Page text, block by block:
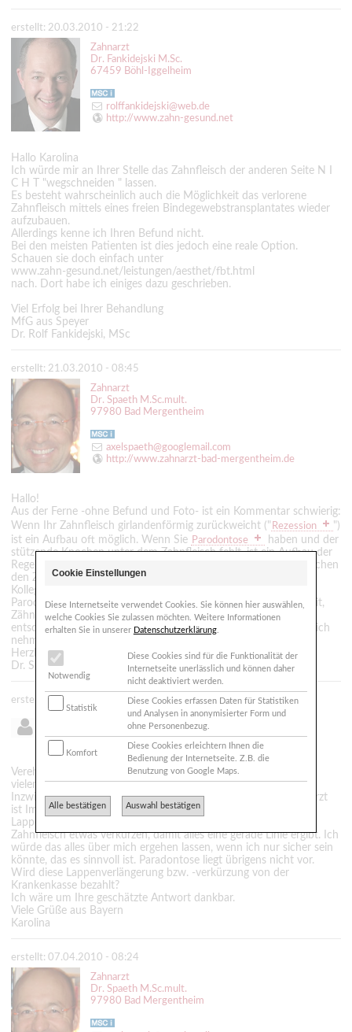
erstellt: 20.03.2010 - 21:22
Zahnarzt
Dr. Fankidejski M.Sc.
67459 Böhl-Iggelheim
rolffankidejski@web.de
http://www.zahn-gesund.net
Hallo Karolina
Ich würde mir an Ihrer Stelle das Zahnfleisch der anderen Seite N I
C H T "wegschneiden " lassen.
Es besteht wahrscheinlich auch die Möglichkeit das verlorene
Zahnfleisch mittels eines freien Bindegewebstransplantates wieder
aufzubauen.
Allerdings kenne ich Ihren Befund nicht.
Bei den meisten Patienten ist dies jedoch eine reale Option.
Schauen sie doch einfach unter
www.zahn-gesund.net/leistungen/aesthet/fbt.html
nach. Dort habe ich einiges dazu geschrieben.
Viel Erfolg bei Ihrer Behandlung
MfG aus Speyer
Dr. Rolf Fankidejski, MSc
erstellt: 21.03.2010 - 08:45
Zahnarzt
Dr. Spaeth M.Sc.mult.
97980 Bad Mergentheim
axelspaeth@googlemail.com
http://www.zahnarzt-bad-mergentheim.de
Hallo!
Aus der Ferne -ohne Befund und Foto- ist ein Kommentar schwierig:
Wenn Ihr Zahnfleisch girlandenförmig zurückweicht (" Rezession
")
ist ein Aufbau oft möglich. Wenn Sie Parodontose
haben und der
stützende Knochen unter dem Zahnfleisch fehlt, ist ein Aufbau der
Regel NICHT möglich. Entscheidend ist, ob noch Knochen zwischen
den Zähnen da ist. Für eine genaue Beratung sollten Sie einen
Kollegen fragen, der in der Mukogingival-Chirurgie ("plastische
Parodontalchirurgie") bewandert ist. Es gibt auch die Möglichkeit,
Zähne kieferorthopädisch zu verlängern: Sie müssen nur
entscheiden, ob Sie den Aufwand für Ihre Frontzahnoptik auf sich
nehmen wollen.
Herzliche Grüsse aus Bad Mergentheim!
Dr. Spaeth
erstellt: 06.04.2010 - 17:09
unbekannter Autor aus
Verehrte Herren Zahnärzte,
vielen Dank für Ihre Antworten.
Inzwischen habe ich den Zahnarzt gewechselt. Der neue Zahnarzt
ist Implantologe und möchte mir auf der einen Seite eine
Lappenverlängerung machen und auf der anderen Seite das
Zahnfleisch etwas verkürzen, damit alles eine gerade Linie ergibt. Ich
würde das alles über mich ergehen lassen, wenn ich nur sicher sein
könnte, das es sinnvoll ist. Paradontose liegt übrigens nicht vor.
Wird diese Lappenverlängerung bzw. -verkürzung von der
Krankenkasse bezahlt?
Ich wäre um Ihre geschätzte Antwort dankbar.
Viele Grüße aus Bayern
Karolina
erstellt: 07.04.2010 - 08:24
Zahnarzt
Dr. Spaeth M.Sc.mult.
97980 Bad Mergentheim
Cookie Einstellungen
Diese Internetseite verwendet Cookies. Sie können hier auswählen,
welche Cookies Sie zulassen möchten. Weitere Informationen
erhalten Sie in unserer Datenschutzerklärung.
Notwendig
Diese Cookies sind für die Funktionalität der
Internetseite unerlässlich und können daher
nicht deaktiviert werden.
Statistik
Diese Cookies erfassen Daten für Statistiken
und Analysen in anonymisierter Form und
ohne Personenbezug.
Komfort
Diese Cookies erleichtern Ihnen die
Bedienung der Internetseite. Z.B. die
Benutzung von Google Maps.
Alle bestätigen Auswahl bestätigen